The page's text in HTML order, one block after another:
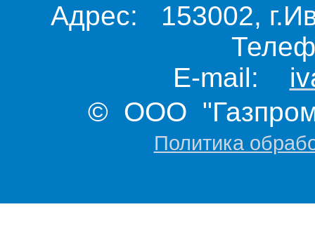
Адрес: 153002,
E-mail:
© ООО "Газпром
Политика